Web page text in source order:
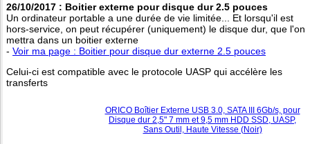
26/10/2017 : Boitier externe pour disque dur 2.5 pouces
Un ordinateur portable a une durée de vie limitée... Et lorsqu'il est
hors-service, on peut récupérer (uniquement) le disque dur, que l'on
mettra dans un boitier externe
- Voir ma page : Boitier pour disque dur externe 2.5 pouces
Celui-ci est compatible avec le protocole UASP qui accélère les
transferts
ORICO Boîtier Externe USB 3.0, SATA III 6Gb/s, pour
Disque dur 2,5" 7 mm et 9,5 mm HDD SSD, UASP,
Sans Outil, Haute Vitesse (Noir)